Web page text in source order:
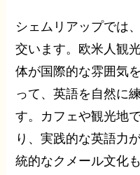
シェムリアップでは
交います。欧米人観
体が国際的な雰囲気
って、英語を自然に
す。カフェや観光地
り、実践的な英語力
統的なクメール文化